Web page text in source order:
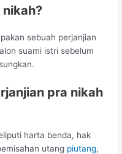
nikah?
sebuah perjanjian
suami istri sebelum
pra nikah
harta benda, hak
utang piutang,